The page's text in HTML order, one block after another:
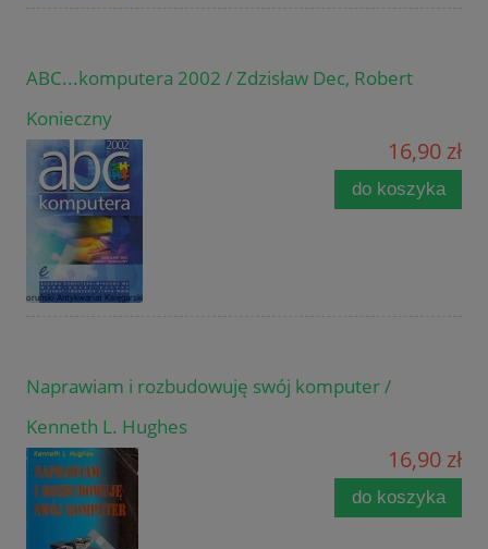
ABC...komputera 2002 / Zdzisław Dec, Robert
Konieczny
16,90 zł
do koszyka
Naprawiam i rozbudowuję swój komputer /
Kenneth L. Hughes
16,90 zł
do koszyka